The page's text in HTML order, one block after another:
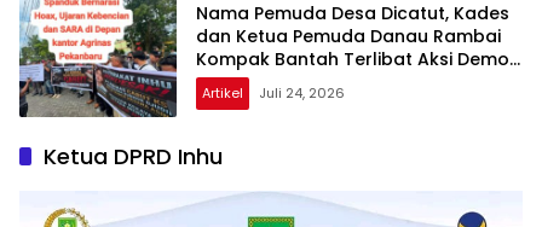
Nama Pemuda Desa Dicatut, Kades
dan Ketua Pemuda Danau Rambai
Kompak Bantah Terlibat Aksi Demo
Agrinas
Artikel Juli 24, 2026
Ketua DPRD Inhu